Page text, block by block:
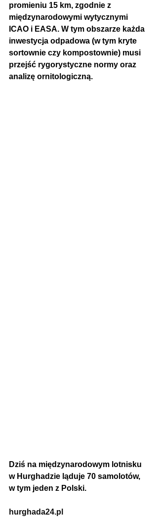
promieniu 15 km, zgodnie z
międzynarodowymi wytycznymi
ICAO i EASA. W tym obszarze każda
inwestycja odpadowa (w tym kryte
sortownie czy kompostownie) musi
przejść rygorystyczne normy oraz
analizę ornitologiczną.
Dziś na międzynarodowym lotnisku
w Hurghadzie ląduje 70 samolotów,
w tym jeden z Polski.
hurghada24.pl